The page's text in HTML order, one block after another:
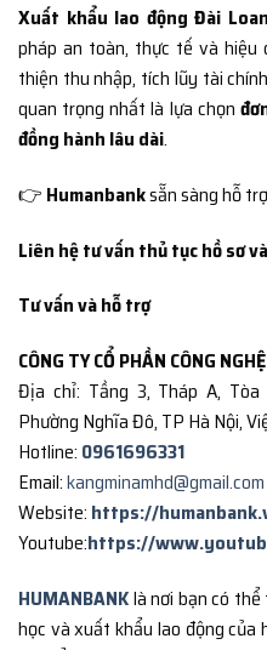
Xuất khẩu lao động Đài
pháp an toàn, thực tế và hiệu
thiện thu nhập, tích lũy tài
quan trọng nhất là lựa chọn
đồng hành lâu dài.
👉 Humanbanksẵn sàng hỗ
Liên hệ tư vấn thủ tục hồ sơ
Tư vấn và hỗ trợ
CÔNG TY CỔ PHẦN CÔNG
Địa chỉ: Tầng 3, Tháp A,
Phường Nghĩa Đô, TP Hà Nội,
Hotline: 0961696331
Email:kangminamhd@gmail.com
Website: https://
Youtube:https://
HUMANBANKlà nơi bạn có
học và xuất khẩu lao động của